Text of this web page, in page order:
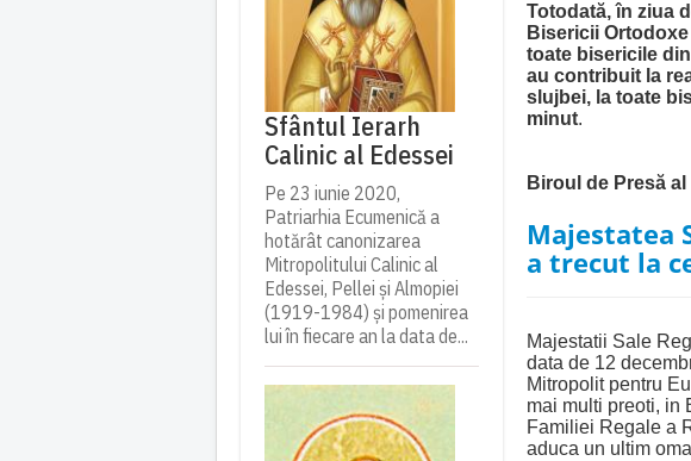
Sfântul Ierarh
Calinic al Edessei
Pe 23 iunie 2020,
Patriarhia Ecumenică a
hotărât canonizarea
Mitropolitului Calinic al
Edessei, Pellei și Almopiei
(1919-1984) și pomenirea
lui în fiecare an la data de...
Totodată, în ziua
Bisericii
toate bisericile
au contribuit la
slujbei, la toate
minut.
Biroul de Presă
Majestatea
a trecut la
Majestatii Sale
data de 12
Mitropolit pentru
mai multi preoti, in
Familiei Regale a
aduca un ultim